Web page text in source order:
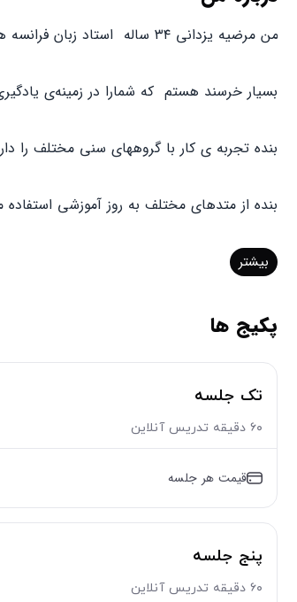
من مرضیه یزدانی ۳۴ ساله استاد زبان فرانسه هستم فارغ التحصیل از دانشگاه اصفهان .✋
بسیار خرسند هستم که شمارا در زمینه‌ی
بنده تجربه ی کار با گروههای سنی مختلف
بنده از متدهای مختلف به روز آموزشی
بیشتر
پکیج ها
تک جلسه
۶۰ دقیقه تدریس آنلاین
قیمت هر جلسه
پنج جلسه
۶۰ دقیقه تدریس آنلاین